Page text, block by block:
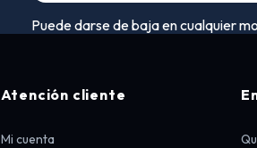
Puede darse de baja en cualquier
Atención cliente
Mi cuenta